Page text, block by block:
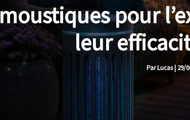
pour
leur
ParLucas|29/